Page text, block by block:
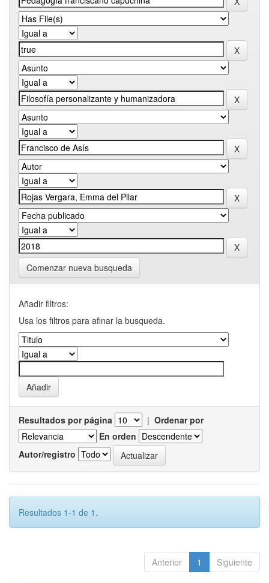
Comenzar nueva busqueda
Añadir filtros:
Usa los filtros para afinar la busqueda.
Resultados por página | Ordenar por
En orden
Autor/registro
Resultados 1-1 de 1.
Anterior 1 Siguiente